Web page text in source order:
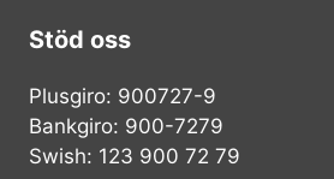
Stöd oss
Plusgiro: 900727-9
Bankgiro: 900-7279
Swish: 123 900 72 79